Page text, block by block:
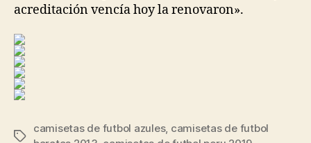
acreditación vencía hoy la renovaron».
Etiquetas
camisetas de futbol azules, camisetas de futbol